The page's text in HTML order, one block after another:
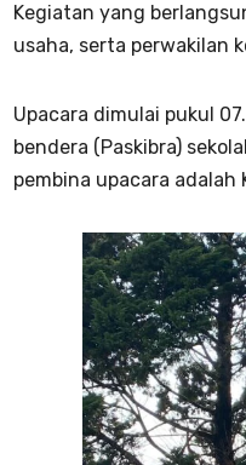
Kegiatan yang
usaha, serta perwakilan
Upacara dimulai pukul
bendera (Paskibra)
pembina upacara adalah